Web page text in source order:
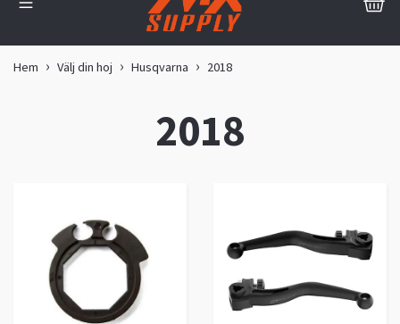
Hem Välj din hoj Husqvarna 2018
2018